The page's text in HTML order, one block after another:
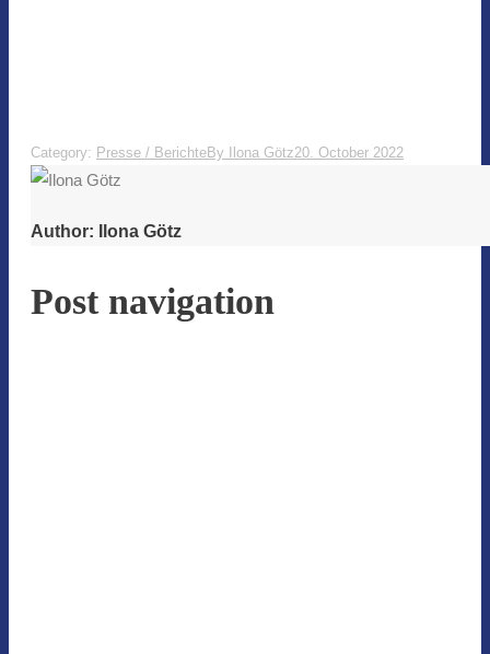
Category: Presse / BerichteBy Ilona Götz20. October 2022
Author: Ilona Götz
Post navigation